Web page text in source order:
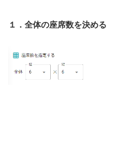
１．全体の座席数を決める